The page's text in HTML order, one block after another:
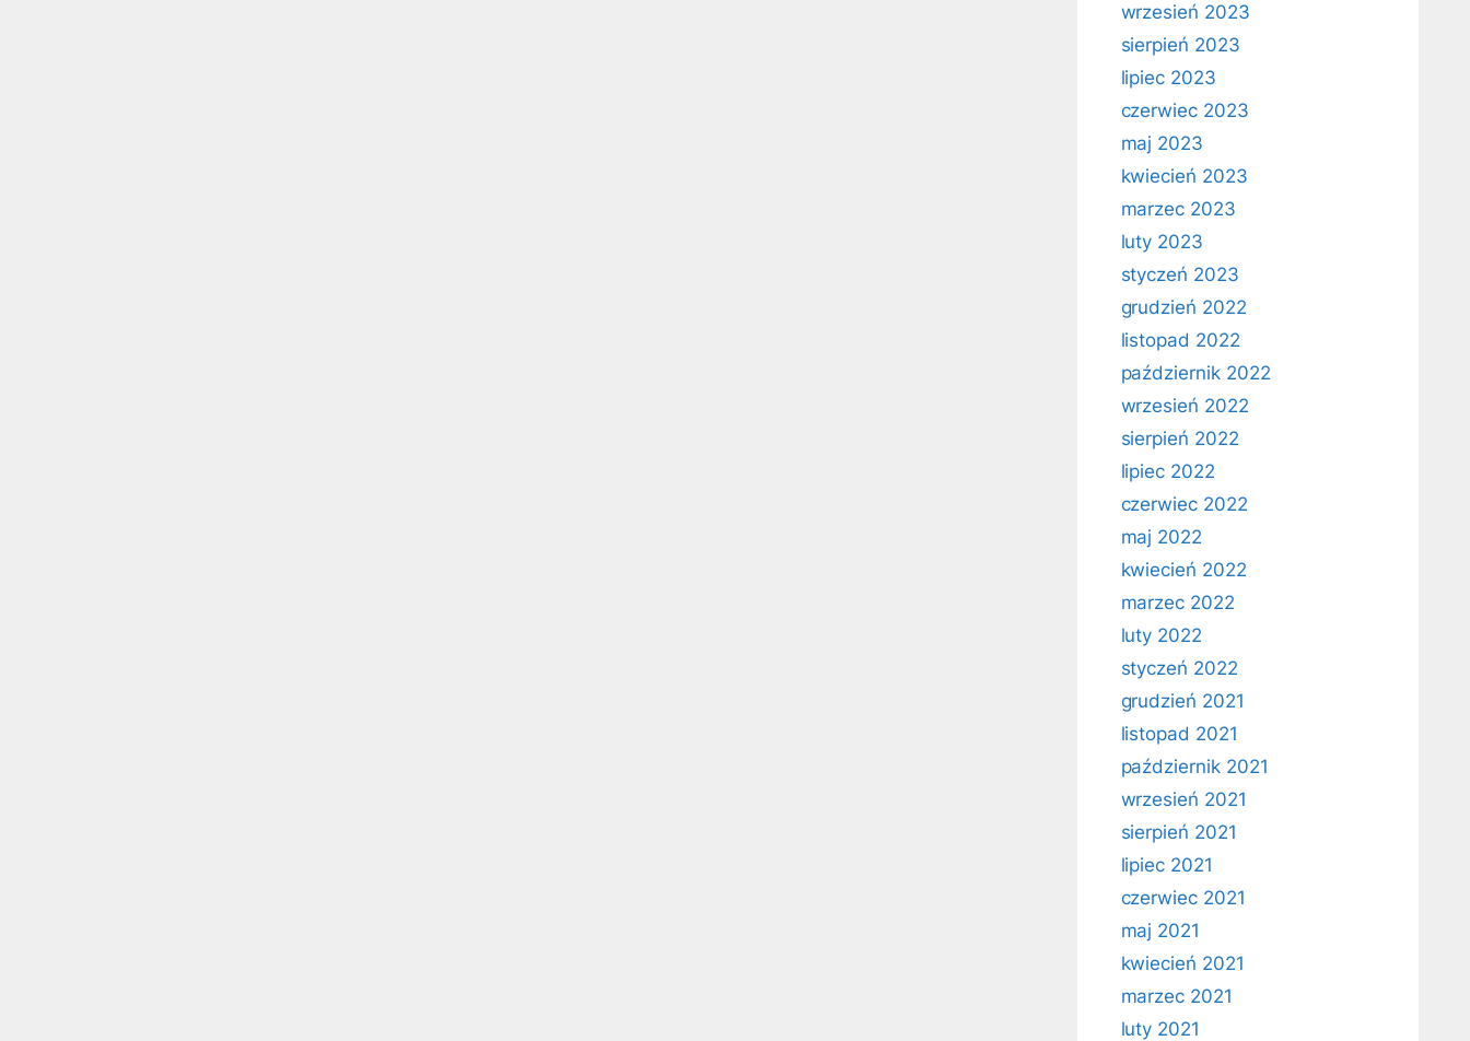
wrzesień 2023
sierpień 2023
lipiec 2023
czerwiec 2023
maj 2023
kwiecień 2023
marzec 2023
luty 2023
styczeń 2023
grudzień 2022
listopad 2022
październik 2022
wrzesień 2022
sierpień 2022
lipiec 2022
czerwiec 2022
maj 2022
kwiecień 2022
marzec 2022
luty 2022
styczeń 2022
grudzień 2021
listopad 2021
październik 2021
wrzesień 2021
sierpień 2021
lipiec 2021
czerwiec 2021
maj 2021
kwiecień 2021
marzec 2021
luty 2021